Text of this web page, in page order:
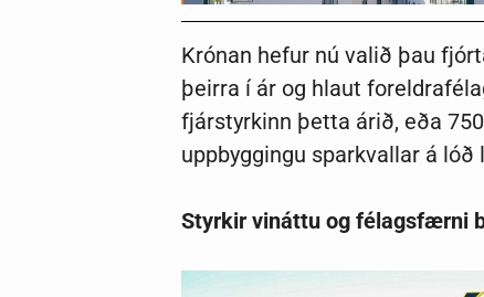
Krónan hefur nú valið þau
þeirra í ár og hlaut
fjárstyrkinn þetta árið, eða
uppbyggingu sparkvallar á
Styrkir vináttu og félagsfærni